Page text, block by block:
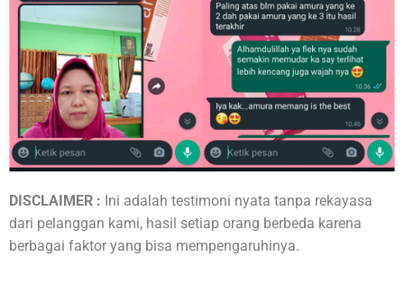
DISCLAIMER : Ini adalah testimoni nyata tanpa rekayasa
dari pelanggan kami, hasil setiap orang berbeda karena
berbagai faktor yang bisa mempengaruhinya.